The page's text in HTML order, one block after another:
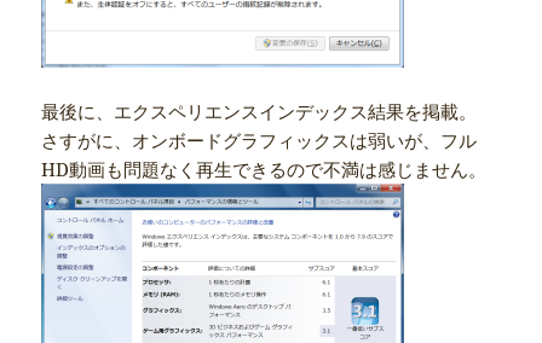
最後に、エクスペリエンスインデックス結果を掲載。
さすがに、オンボードグラフィックスは弱いが、フル
HD動画も問題なく再生できるので不満は感じません。